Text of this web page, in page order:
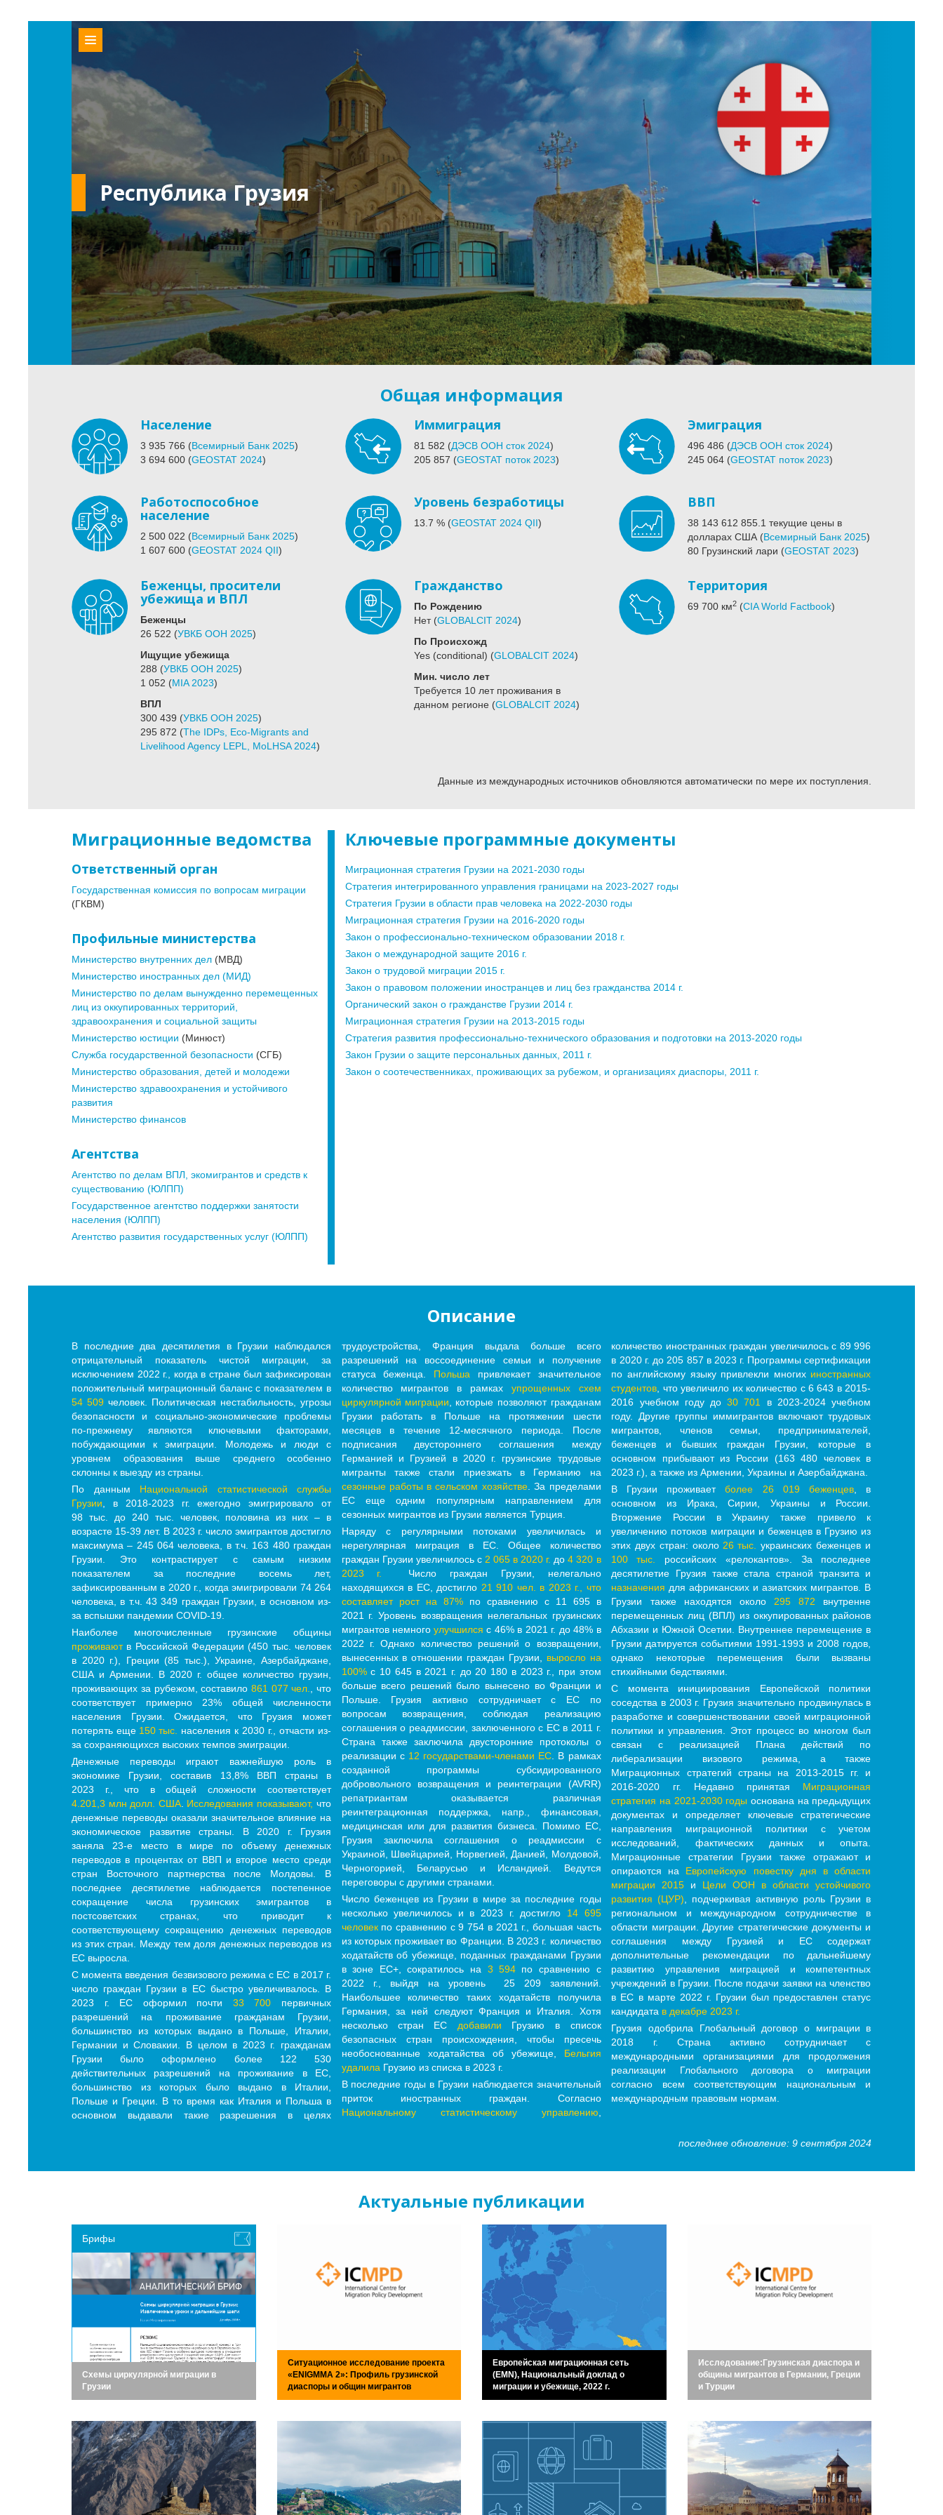
Республика Грузия
Общая информация
Население
3 935 766 (Всемирный Банк 2025)
3 694 600 (GEOSTAT 2024)
Иммиграция
81 582 (ДЭСВ ООН сток 2024)
205 857 (GEOSTAT поток 2023)
Эмиграция
496 486 (ДЭСВ ООН сток 2024)
245 064 (GEOSTAT поток 2023)
Работоспособное
население
2 500 022 (Всемирный Банк 2025)
1 607 600 (GEOSTAT 2024 QII)
Уровень безработицы
13.7 % (GEOSTAT 2024 QII)
ВВП
38 143 612 855.1 текущие цены в
долларах США (Всемирный Банк 2025)
80 Грузинский лари (GEOSTAT 2023)
Беженцы, просители
убежища и ВПЛ
Беженцы
26 522 (УВКБ ООН 2025)
Ищущие убежища
288 (УВКБ ООН 2025)
1 052 (MIA 2023)
ВПЛ
300 439 (УВКБ ООН 2025)
295 872 (The IDPs, Eco-Migrants and
Livelihood Agency LEPL, MoLHSA 2024)
Гражданство
По Рождению
Нет (GLOBALCIT 2024)
По Происхожд
Yes (conditional) (GLOBALCIT 2024)
Мин. число лет
Требуется 10 лет проживания в
данном регионе (GLOBALCIT 2024)
Территория
69 700 км2 (CIA World Factbook)
Данные из международных источников обновляются автоматически по мере их поступления.
Миграционные ведомства
Ответственный орган
Государственная комиссия по вопросам миграции
(ГКВМ)
Профильные министерства
Министерство внутренних дел (МВД)
Министерство иностранных дел (МИД)
Министерство по делам вынужденно перемещенных
лиц из оккупированных территорий,
здравоохранения и социальной защиты
Министерство юстиции (Минюст)
Служба государственной безопасности (СГБ)
Министерство образования, детей и молодежи
Министерство здравоохранения и устойчивого
развития
Министерство финансов
Агентства
Агентство по делам ВПЛ, экомигрантов и средств к
существованию (ЮЛПП)
Государственное агентство поддержки занятости
населения (ЮЛПП)
Агентство развития государственных услуг (ЮЛПП)
Ключевые программные документы
Миграционная стратегия Грузии на 2021-2030 годы
Стратегия интегрированного управления границами на 2023-2027 годы
Стратегия Грузии в области прав человека на 2022-2030 годы
Миграционная стратегия Грузии на 2016-2020 годы
Закон о профессионально-техническом образовании 2018 г.
Закон о международной защите 2016 г.
Закон о трудовой миграции 2015 г.
Закон о правовом положении иностранцев и лиц без гражданства 2014 г.
Органический закон о гражданстве Грузии 2014 г.
Миграционная стратегия Грузии на 2013-2015 годы
Стратегия развития профессионально-технического образования и подготовки на 2013-2020 годы
Закон Грузии о защите персональных данных, 2011 г.
Закон о соотечественниках, проживающих за рубежом, и организациях диаспоры, 2011 г.
Описание
В последние два десятилетия в Грузии наблюдался
отрицательный показатель чистой миграции, за
исключением 2022 г., когда в стране был зафиксирован
положительный миграционный баланс с показателем в
54 509 человек. Политическая нестабильность, угрозы
безопасности и социально-экономические проблемы
по-прежнему являются ключевыми факторами,
побуждающими к эмиграции. Молодежь и люди с
уровнем образования выше среднего особенно
склонны к выезду из страны.
По данным Национальной статистической службы
Грузии , в 2018-2023 гг. ежегодно эмигрировало от
98 тыс. до 240 тыс. человек, половина из них – в
возрасте 15-39 лет. В 2023 г. число эмигрантов достигло
максимума – 245 064 человека, в т.ч. 163 480 граждан
Грузии. Это контрастирует с самым низким
показателем за последние восемь лет,
зафиксированным в 2020 г., когда эмигрировали 74 264
человека, в т.ч. 43 349 граждан Грузии, в основном из-
за вспышки пандемии COVID-19.
Наиболее многочисленные грузинские общины
проживаютв Российской Федерации (450 тыс. человек
в 2020 г.), Греции (85 тыс.), Украине, Азербайджане,
США и Армении. В 2020 г. общее количество грузин,
проживающих за рубежом, составило 861 077 чел.
, что
соответствует примерно 23% общей численности
населения Грузии. Ожидается, что Грузия может
потерять еще 150 тыс.
населения к 2030 г., отчасти из-
за сохраняющихся высоких темпов эмиграции.
Денежные переводы играют важнейшую роль в
экономике Грузии, составив 13,8% ВВП страны в
2023 г., что в общей сложности соответствует
4.201,3 млн долл. США Исследования показывают, что
денежные переводы оказали значительное влияние на
экономическое развитие страны. В 2020 г. Грузия
заняла 23-е место в мире по объему денежных
переводов в процентах от ВВП и второе место среди
стран Восточного партнерства после Молдовы. В
последнее десятилетие наблюдается постепенное
сокращение числа грузинских эмигрантов в
постсоветских странах, что приводит к
соответствующему сокращению денежных переводов
из этих стран. Между тем доля денежных переводов из
ЕС выросла.
С момента введения безвизового режима с ЕС в 2017 г.
число граждан Грузии в ЕС быстро увеличивалось. В
2023 г. ЕС оформил почти 33 700 первичных
разрешений на проживание гражданам Грузии,
большинство из которых выдано в Польше, Италии,
Германии и Словакии. В целом в 2023 г. гражданам
Грузии было оформлено более 122 530
действительных разрешений на проживание в ЕС,
большинство из которых было выдано в Италии,
Польше и Греции. В то время как Италия и Польша в
основном выдавали такие разрешения в целях
трудоустройства, Франция выдала больше всего
разрешений на воссоединение семьи и получение
статуса беженца. Польша привлекает значительное
количество мигрантов в рамках упрощенных схем
циркулярной миграции , которые позволяют гражданам
Грузии работать в Польше на протяжении шести
месяцев в течение 12-месячного периода. После
подписания двустороннего соглашения между
Германией и Грузией в 2020 г. грузинские трудовые
мигранты также стали приезжать в Германию на
сезонные работы в сельском хозяйстве. За пределами
ЕС еще одним популярным направлением для
сезонных мигрантов из Грузии является Турция.
Наряду с регулярными потоками увеличилась и
нерегулярная миграция в ЕС. Общее количество
граждан Грузии увеличилось с 2 065 в 2020 г. до 4 320 в
2023 г.
Число граждан Грузии, нелегально
находящихся в ЕС, достигло 21 910 чел. в 2023 г., что
составляет рост на 87%по сравнению с 11 695 в
2021 г. Уровень возвращения нелегальных грузинских
мигрантов немного улучшился с 46% в 2021 г. до 48% в
2022 г. Однако количество решений о возвращении,
вынесенных в отношении граждан Грузии, выросло на
100%с 10 645 в 2021 г. до 20 180 в 2023 г., при этом
больше всего решений было вынесено во Франции и
Польше. Грузия активно сотрудничает с ЕС по
вопросам возвращения, соблюдая реализацию
соглашения о реадмиссии, заключенного с ЕС в 2011 г.
Страна также заключила двусторонние протоколы о
реализации с 12 государствами-членами ЕС. В рамках
созданной программы субсидированного
добровольного возвращения и реинтеграции (AVRR)
репатриантам оказывается различная
реинтеграционная поддержка, напр., финансовая,
медицинская или для развития бизнеса. Помимо ЕС,
Грузия заключила соглашения о реадмиссии с
Украиной, Швейцарией, Норвегией, Данией, Молдовой,
Черногорией, Беларусью и Исландией. Ведутся
переговоры с другими странами.
Число беженцев из Грузии в мире за последние годы
несколько увеличилось и в 2023 г. достигло 14 695
человекпо сравнению с 9 754 в 2021 г., большая часть
из которых проживает во Франции. В 2023 г. количество
ходатайств об убежище, поданных гражданами Грузии
в зоне ЕС+, сократилось на 3 594по сравнению с
2022 г., выйдя на уровень 25 209 заявлений.
Наибольшее количество таких ходатайств получила
Германия, за ней следуют Франция и Италия. Хотя
несколько стран ЕС добавили Грузию в список
безопасных стран происхождения, чтобы пресечь
необоснованные ходатайства об убежище, Бельгия
удалила Грузию из списка в 2023 г.
В последние годы в Грузии наблюдается значительный
приток иностранных граждан. Согласно
Национальному статистическому управлению
количество иностранных граждан увеличилось с 89 996
в 2020 г. до 205 857 в 2023 г. Программы сертификации
по английскому языку привлекли многих иностранных
студентов , что увеличило их количество с 6 643 в 2015-
2016 учебном году до30 701
в 2023-2024 учебном
году. Другие группы иммигрантов включают трудовых
мигрантов, членов семьи, предпринимателей,
беженцев и бывших граждан Грузии, которые в
основном прибывают из России (163 480 человек в
2023 г.), а также из Армении, Украины и Азербайджана.
В Грузии проживаетболее 26 019 беженцев , в
основном из Ирака, Сирии, Украины и России.
Вторжение России в Украину также привело к
увеличению потоков миграции и беженцев в Грузию из
этих двух стран: около 26 тыс.
украинских беженцев и
100 тыс.
российских «релокантов». За последнее
десятилетие Грузия также стала страной транзита и
назначения для африканских и азиатских мигрантов. В
Грузии также находятся около 295 872 внутренне
перемещенных лиц (ВПЛ) из оккупированных районов
Абхазии и Южной Осетии. Внутреннее перемещение в
Грузии датируется событиями 1991-1993 и 2008 годов,
однако некоторые перемещения были вызваны
стихийными бедствиями.
С момента инициирования Европейской политики
соседства в 2003 г. Грузия значительно продвинулась в
разработке и совершенствовании своей миграционной
политики и управления. Этот процесс во многом был
связан с реализацией Плана действий по
либерализации визового режима, а также
Миграционных стратегий страны на 2013-2015 гг. и
2016-2020 гг. Недавно принятая Миграционная
стратегия на 2021-2030 годы основана на предыдущих
документах и определяет ключевые стратегические
направления миграционной политики с учетом
исследований, фактических данных и опыта.
Миграционные стратегии Грузии также отражают и
опираются на Европейскую повестку дня в области
миграции 2015 и Цели ООН в области устойчивого
развития (ЦУР) , подчеркивая активную роль Грузии в
региональном и международном сотрудничестве в
области миграции. Другие стратегические документы и
соглашения между Грузией и ЕС содержат
дополнительные рекомендации по дальнейшему
развитию управления миграцией и компетентных
учреждений в Грузии. После подачи заявки на членство
в ЕС в марте 2022 г. Грузии был предоставлен статус
кандидата в декабре 2023 г.
Грузия одобрила Глобальный договор о миграции в
2018 г. Страна активно сотрудничает с
международными организациями для продолжения
реализации Глобального договора о миграции
согласно всем соответствующим национальным и
международным правовым нормам.
последнее обновление: 9 сентября 2024
Актуальные публикации
Брифы
Схемы циркулярной миграции в
Грузии
Ситуационное исследование проекта
«ENIGMMA 2»: Профиль грузинской
диаспоры и общин мигрантов
Европейская миграционная сеть
(EMN), Национальный доклад о
миграции и убежище, 2022 г.
Исследование:Грузинская диаспора и
общины мигрантов в Германии, Греции
и Турции